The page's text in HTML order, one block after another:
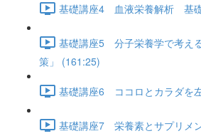
基礎講座4 血液栄養解析 基
基礎講座5 分子栄養学で考え
策」 (161:25)
基礎講座6 ココロとカラダを
基礎講座7 栄養素とサプリメ